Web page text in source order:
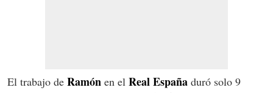
El trabajo de Ramón en el Real España duró solo 9